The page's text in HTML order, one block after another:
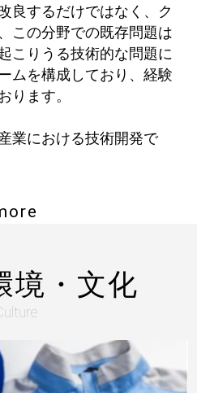
良するだけではなく、ク
この分野での既存問題は
こりうる技術的な問題に
ムを構成しており、経験
ります。
業における技術開発で
境・文化